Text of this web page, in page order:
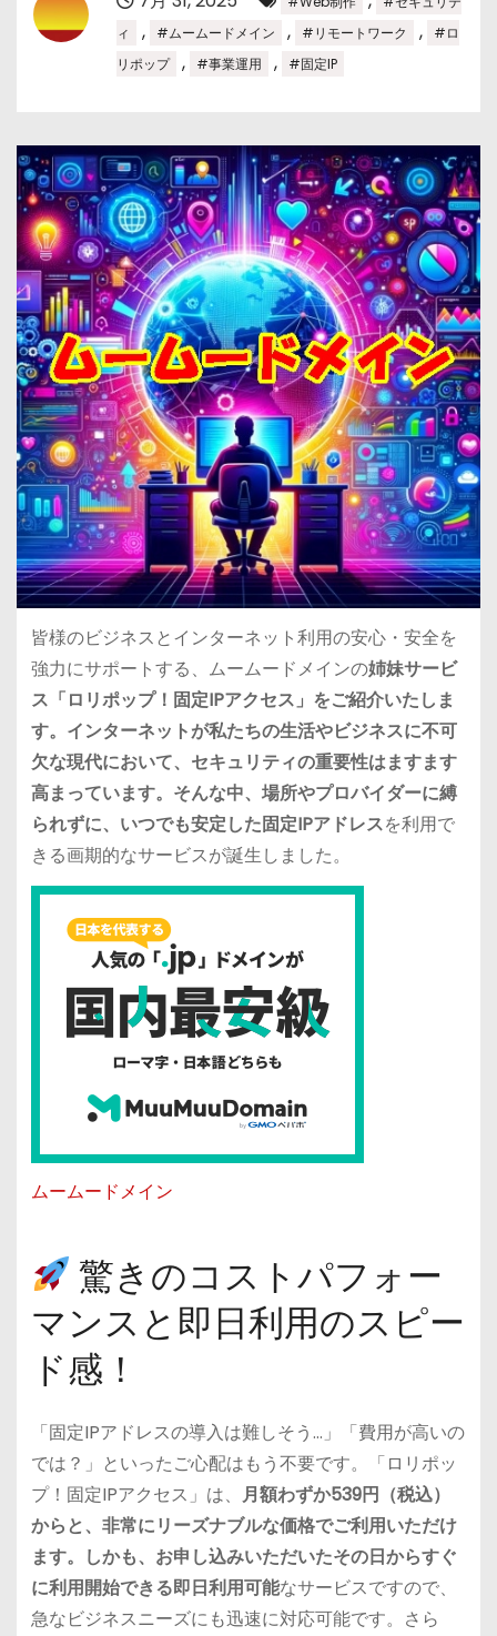
ィ
, #ムームードメイン , #リモートワーク ,
#ロ
リポップ
, #事業運用 , #固定IP
皆様のビジネスとインターネット利用の安心・安全を
強力にサポートする、ムームードメインの姉妹サービ
ス「ロリポップ！固定IPアクセス」をご紹介いたしま
す。インターネットが私たちの生活やビジネスに不可
欠な現代において、セキュリティの重要性はますます
高まっています。そんな中、場所やプロバイダーに縛
られずに、いつでも安定した固定IPアドレスを利用で
きる画期的なサービスが誕生しました。
ムームードメイン
驚きのコストパフォー
マンスと即日利用のスピー
ド感！
「固定IPアドレスの導入は難しそう…」「費用が高いの
では？」といったご心配はもう不要です。「ロリポッ
プ！固定IPアクセス」は、 月額わずか539円（税込）
からと、非常にリーズナブルな価格でご利用いただけ
ます。しかも、お申し込みいただいたその日からすぐ
に利用開始できる即日利用可能なサービスですので、
急なビジネスニーズにも迅速に対応可能です。さら